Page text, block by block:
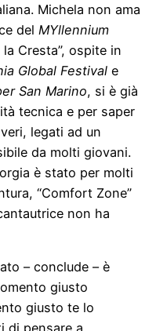
Michela non ama
del MYllennium
Cresta”, ospite in
Global Festival e
San Marino, si è già
tecnica e per saper
legati ad un
da molti giovani.
è stato per molti
“Comfort Zone”
non ha
– conclude – è
giusto
giusto te lo
di pensare a